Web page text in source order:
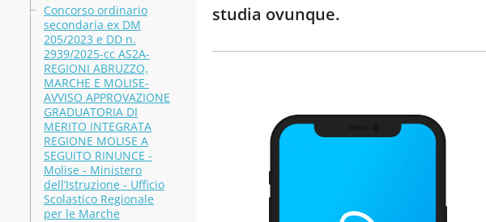
Concorso ordinario
secondaria ex DM
205/2023 e DD n.
2939/2025-cc AS2A-
REGIONI ABRUZZO,
MARCHE E MOLISE-
AVVISO APPROVAZIONE
GRADUATORIA DI
MERITO INTEGRATA
REGIONE MOLISE A
SEGUITO RINUNCE -
Molise - Ministero
dell’Istruzione - Ufficio
Scolastico Regionale
per le Marche
studia ovunque.